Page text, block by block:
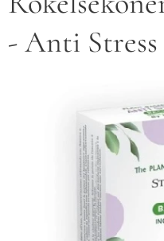
- Anti Stress